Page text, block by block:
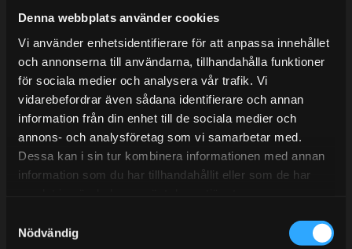
Denna webbplats använder cookies
Vi använder enhetsidentifierare för att anpassa innehållet
och annonserna till användarna, tillhandahålla funktioner
för sociala medier och analysera vår trafik. Vi
vidarebefordrar även sådana identifierare och annan
information från din enhet till de sociala medier och
annons- och analysföretag som vi samarbetar med.
Dessa kan i sin tur kombinera informationen med annan
information som du har tillhandahållit eller som de har
Nödvändig
Kundtjänst telefon:
Semestertider.
Under V.27 - V.33 nås vi enbart på mejl. Ordrar skickas
under sommaren men med viss fördröjning. 2/7 -9/7 är
det helt stängt.
Mån-Tors: 10:30-15:00
Lunchstängt 12:00-13:00
E-post:info@streetperformance.se